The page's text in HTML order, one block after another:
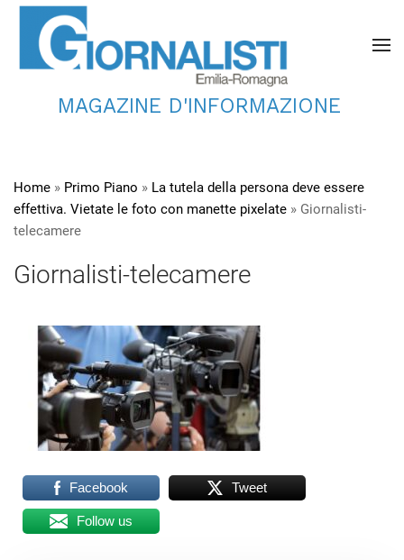
MAGAZINE D'INFORMAZIONE
Home » Primo Piano » La tutela della persona deve essere
effettiva. Vietate le foto con manette pixelate » Giornalisti-
telecamere
Giornalisti-telecamere
Facebook Tweet
Follow us